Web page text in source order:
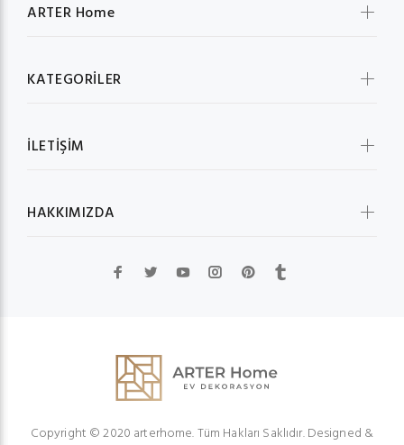
ARTER Home
KATEGORİLER
İLETİŞİM
HAKKIMIZDA
Copyright © 2020 arterhome. Tüm Hakları Saklıdır. Designed &